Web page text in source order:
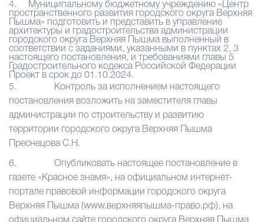
4.
Муниципальному бюджетному учреждению «Центр
пространственного развития городского округа Верхняя
Пышма» подготовить и представить в управление
архитектуры и градостроительства администрации
городского округа Верхняя Пышма выполненный в
соответствии с заданиями, указанными в пунктах 2, 3
настоящего постановления, и требованиями главы 5
Градостроительного кодекса Российской Федерации
Проект в срок до 01.10.2024.
5.
Контроль за исполнением настоящего
постановления возложить на заместителя главы
администрации по строительству и развитию
территории городского округа Верхняя Пышма
Преснецова С.Н.
6.
Опубликовать настоящее постановление в
газете «Красное знамя», на официальном интернет-
портале правовой информации городского округа
Верхняя Пышма (www.верхняяпышма-право.рф), на
официальном сайте городского округа Верхняя Пышма